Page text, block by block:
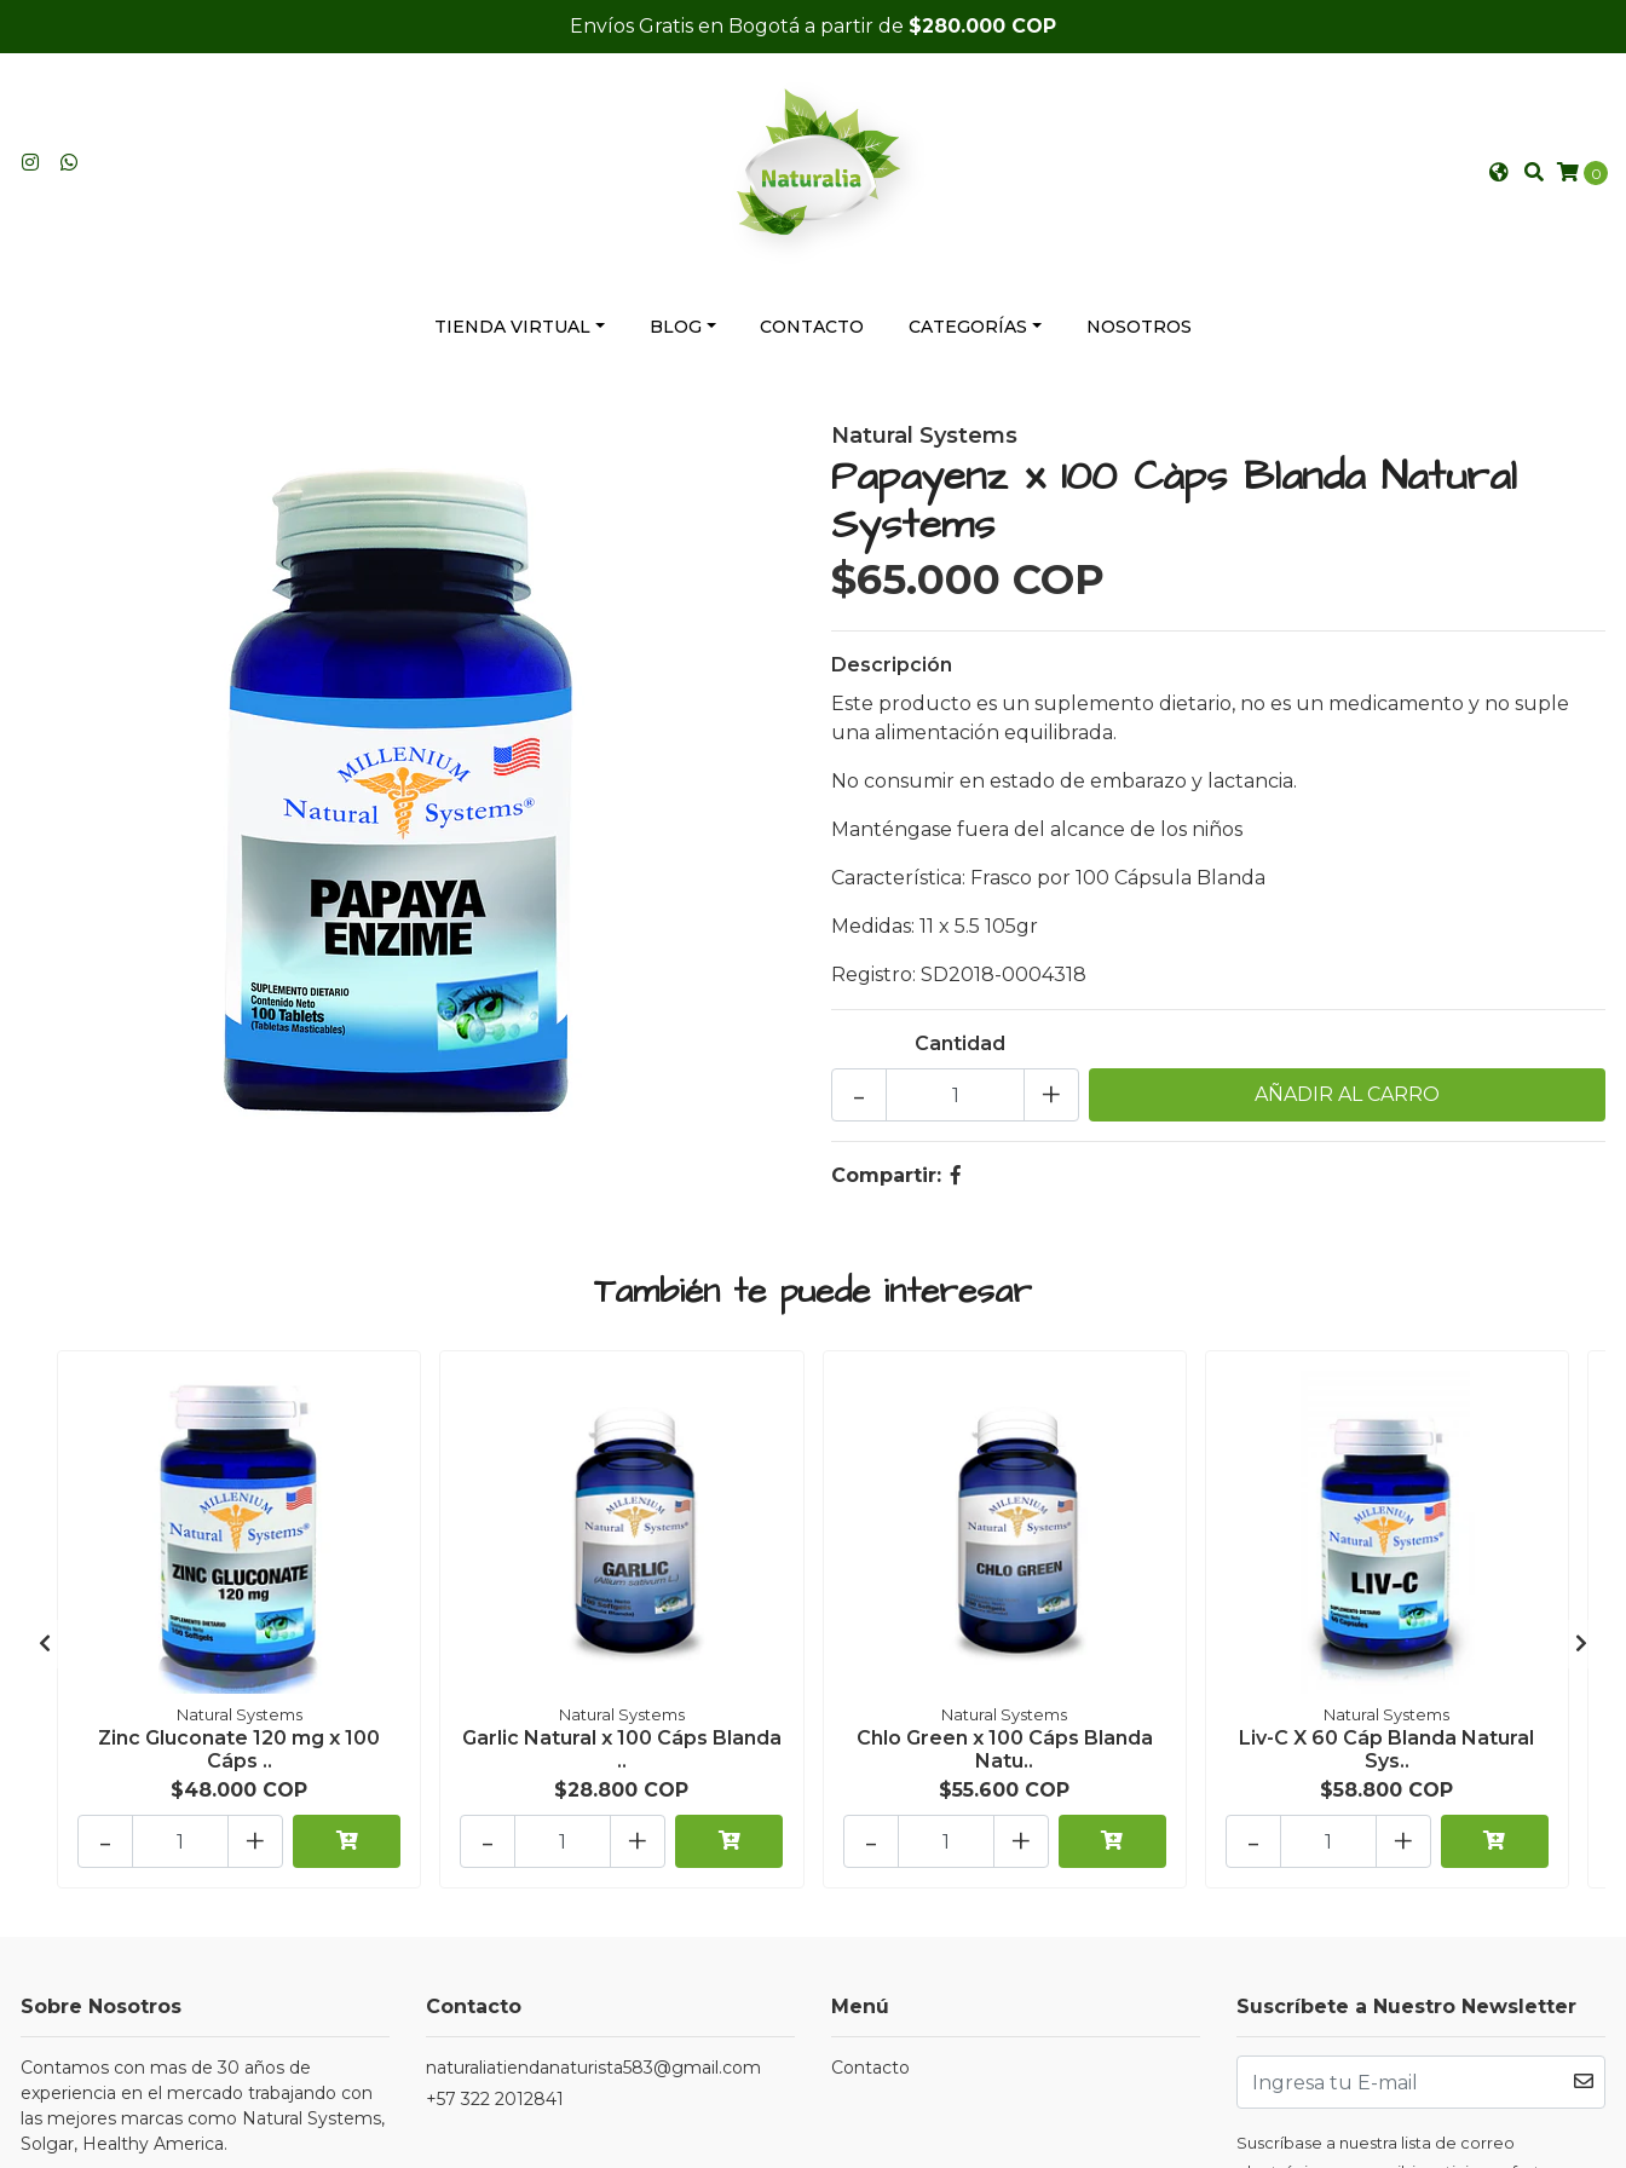
Envíos Gratis en Bogotá a partir de $280.000 COP
0
TIENDA VIRTUAL BLOG CONTACTO CATEGORÍAS NOSOTROS
Natural Systems
Papayenz x 100 Càps Blanda Natural
Systems
$65.000 COP
Descripción
Este producto es un suplemento dietario, no es un medicamento y no suple
una alimentación equilibrada.
No consumir en estado de embarazo y lactancia.
Manténgase fuera del alcance de los niños
Característica: Frasco por 100 Cápsula Blanda
Medidas: 11 x 5.5 105gr
Registro: SD2018-0004318
Cantidad
+
-
Compartir:
También te puede interesar
Natural Systems
Zinc Gluconate 120 mg x 100
Cáps ..
$48.000 COP
+
-
Natural Systems
Garlic Natural x 100 Cáps Blanda
..
$28.800 COP
+
-
Natural Systems
Chlo Green x 100 Cáps Blanda
Natu..
$55.600 COP
+
-
Natural Systems
Liv-C X 60 Cáp Blanda Natural
Sys..
$58.800 COP
+
-
Sobre Nosotros
Contamos con mas de 30 años de
experiencia en el mercado trabajando con
las mejores marcas como Natural Systems,
Solgar, Healthy America.
Contacto
naturaliatiendanaturista583@gmail.com
+57 322 2012841
Menú
Contacto
Suscríbete a Nuestro Newsletter
Suscríbase a nuestra lista de correo